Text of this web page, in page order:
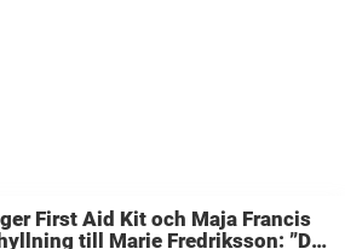
First Aid Kit och Maja Francis
till Marie Fredriksson: ”Det